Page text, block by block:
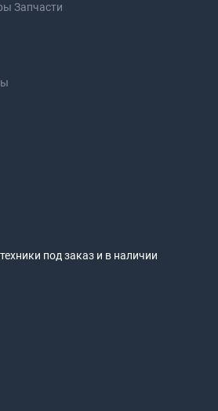
Запчасти
под заказ и в наличии